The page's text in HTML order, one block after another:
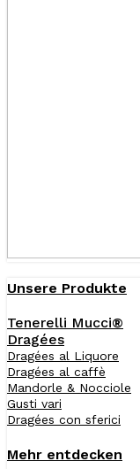
Unsere Produkte
Tenerelli Mucci®
Dragées
Dragées al Liquore
Dragées al caffè
Mandorle & Nocciole
Gusti vari
Dragées con sferici
Mehr entdecken